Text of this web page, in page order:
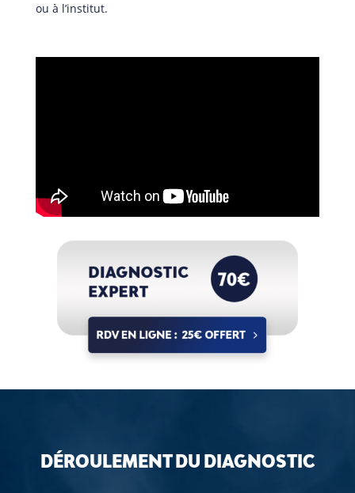
ou à l’institut.
DÉROULEMENT DU DIAGNOSTIC